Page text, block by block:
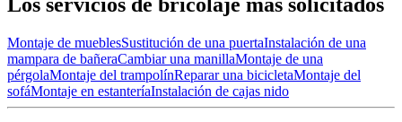
Montaje de mueblesSustitución de una puertaInstalación de una
mampara de bañeraCambiar una manillaMontaje de una
pérgolaMontaje del trampolínReparar una bicicletaMontaje del
sofáMontaje en estanteríaInstalación de cajas nido